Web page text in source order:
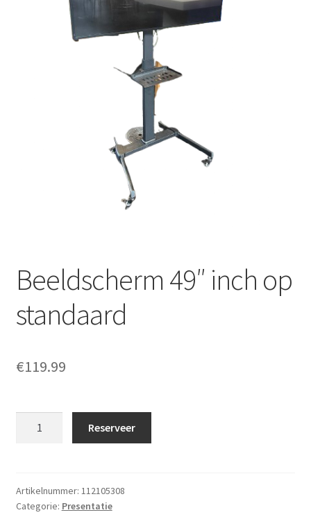
Offerte aanvraag
Beeldscherm 49″ inch op
standaard
€119.99
standaard
aantal
Reserveer
Artikelnummer: 112105308
Categorie: Presentatie